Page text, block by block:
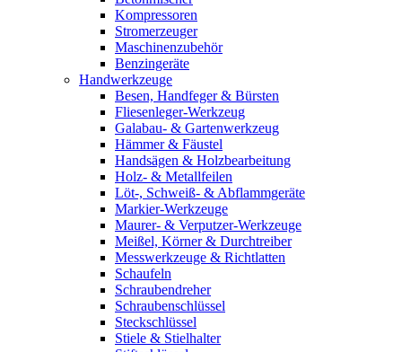
Kompressoren
Stromerzeuger
Maschinenzubehör
Benzingeräte
Handwerkzeuge
Besen, Handfeger & Bürsten
Fliesenleger-Werkzeug
Galabau- & Gartenwerkzeug
Hämmer & Fäustel
Handsägen & Holzbearbeitung
Holz- & Metallfeilen
Löt-, Schweiß- & Abflammgeräte
Markier-Werkzeuge
Maurer- & Verputzer-Werkzeuge
Meißel, Körner & Durchtreiber
Messwerkzeuge & Richtlatten
Schaufeln
Schraubendreher
Schraubenschlüssel
Steckschlüssel
Stiele & Stielhalter